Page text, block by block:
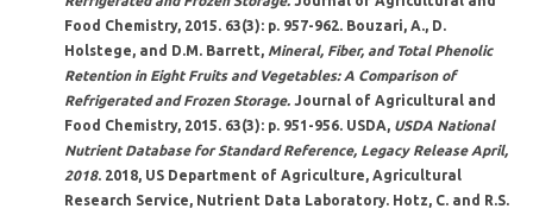
Food Chemistry, 2015. 63(3): p. 957-962. Bouzari, A., D.
Holstege, and D.M. Barrett, Mineral, Fiber, and Total Phenolic
Retention in Eight Fruits and Vegetables: A Comparison of
Refrigerated and Frozen Storage. Journal of Agricultural and
Food Chemistry, 2015. 63(3): p. 951-956. USDA, USDA National
Nutrient Database for Standard Reference, Legacy Release April,
2018. 2018, US Department of Agriculture, Agricultural
Research Service, Nutrient Data Laboratory. Hotz, C. and R.S.